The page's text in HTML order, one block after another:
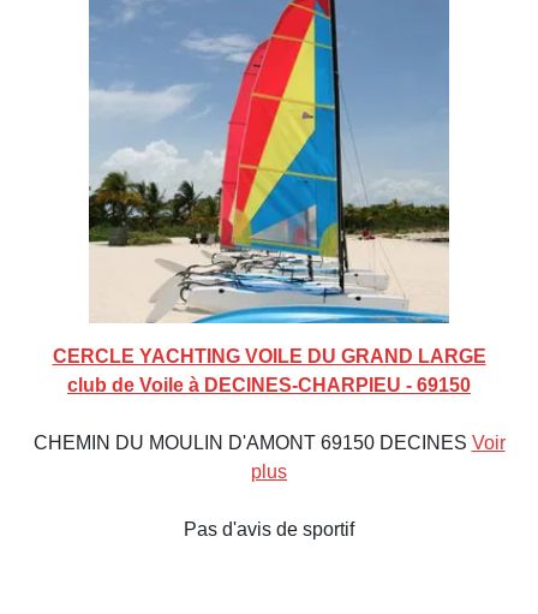
CERCLE YACHTING VOILE DU GRAND LARGE
club de Voile à DECINES-CHARPIEU - 69150
CHEMIN DU MOULIN D'AMONT 69150 DECINES Voir
plus
Pas d'avis de sportif